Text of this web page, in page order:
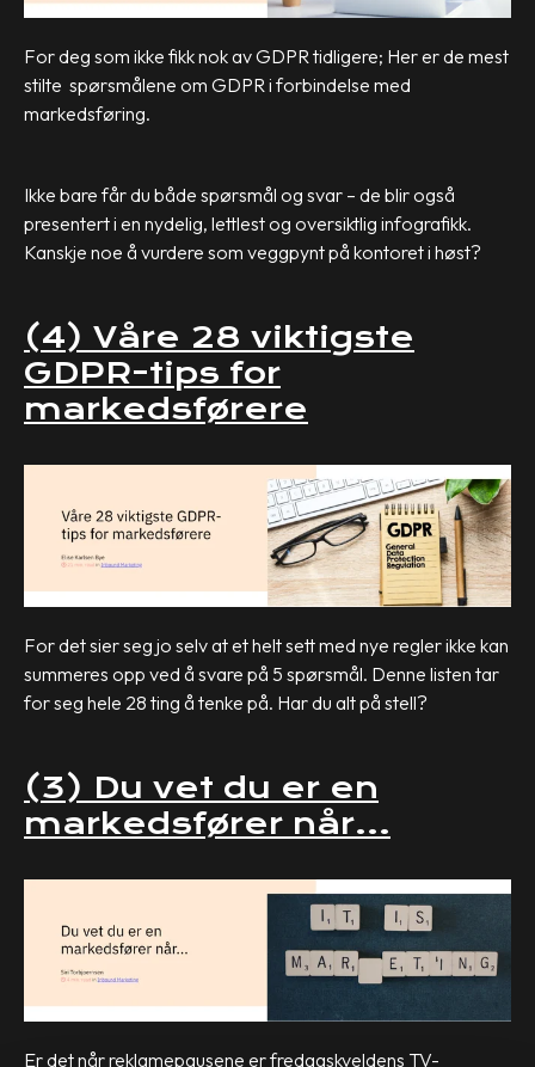
For deg som ikke fikk nok av GDPR tidligere; Her er de mest
stilte spørsmålene om GDPR i forbindelse med
markedsføring.
Ikke bare får du både spørsmål og svar – de blir også
presentert i en nydelig, lettlest og oversiktlig infografikk.
Kanskje noe å vurdere som veggpynt på kontoret i høst?
(4) Våre 28 viktigste
GDPR-tips for
markedsførere
For det sier seg jo selv at et helt sett med nye regler ikke kan
summeres opp ved å svare på 5 spørsmål. Denne listen tar
for seg hele 28 ting å tenke på. Har du alt på stell?
(3) Du vet du er en
markedsfører når…
Er det når reklamepausene er fredagskveldens TV-